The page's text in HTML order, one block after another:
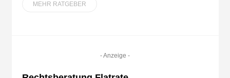
MEHR RATGEBER
- Anzeige -